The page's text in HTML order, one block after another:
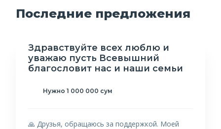
Последние предложения
Здравствуйте всех люблю и
уважаю пусть Всевышний
благословит нас и наши семьи
Нужно 1 000 000 сум
🙏 Друзья, обращаюсь за поддержкой. Моей